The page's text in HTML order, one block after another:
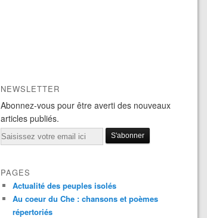
NEWSLETTER
Abonnez-vous pour être averti des nouveaux
articles publiés.
Email
PAGES
Actualité des peuples isolés
Au coeur du Che : chansons et poèmes
répertoriés